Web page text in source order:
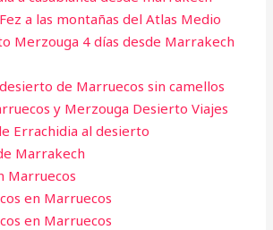
a las montañas del Atlas Medio
Merzouga 4 días desde Marrakech
de Marruecos sin camellos
y Merzouga Desierto Viajes
Errachidia al desierto
Marrakech
Marruecos​
en Marruecos
en Marruecos